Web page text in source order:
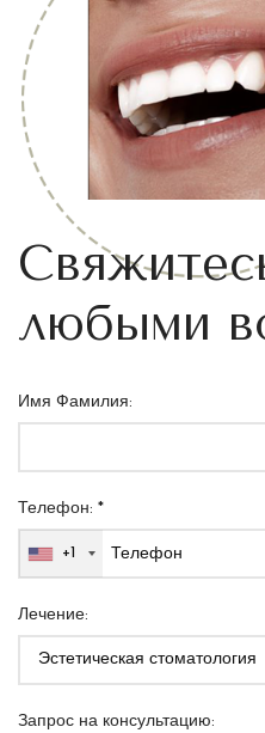
любыми
Имя Фамилия:
Телефон: *
+1
Лечение:
Запрос на консультацию: